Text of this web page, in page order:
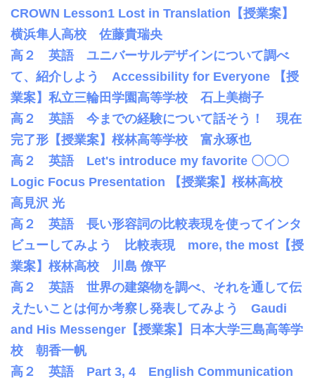
CROWN Lesson1 Lost in Translation【授業案】
横浜隼人高校 佐藤貴瑞央
高２ 英語 ユニバーサルデザインについて調べ
て、紹介しよう Accessibility for Everyone 【授
業案】私立三輪田学園高等学校 石上美樹子
高２ 英語 今までの経験について話そう！ 現在
完了形【授業案】桜林高等学校 富永琢也
高２ 英語 Let's introduce my favorite 〇〇〇
Logic Focus Presentation 【授業案】桜林高校
高見沢 光
高２ 英語 長い形容詞の比較表現を使ってインタ
ビューしてみよう 比較表現 more, the most【授
業案】桜林高校 川島 僚平
高２ 英語 世界の建築物を調べ、それを通して伝
えたいことは何か考察し発表してみよう Gaudi
and His Messenger【授業案】日本大学三島高等学
校 朝香一帆
高２ 英語 Part 3, 4 English Communication